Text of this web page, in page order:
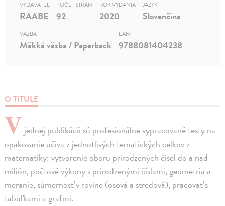
O TITULE
V jednej publikácii sú profesionálne vypracované testy na
opakovanie učiva z jednotlivých tematických celkov z
matematiky: vytvorenie oboru prirodzených čísel do a nad
milión, počtové výkony s prirodzenými číslami, geometria a
meranie, súmernosť v rovine (osová a stredová), pracovať s
tabuľkami a grafmi.
VYDAVATEĽ
RAABE
POČET STRÁN
92
ROK VYDANIA
2020
JAZYK
Slovenčina
VÄZBA
Mäkká väzba / Paperback
EAN
9788081404238